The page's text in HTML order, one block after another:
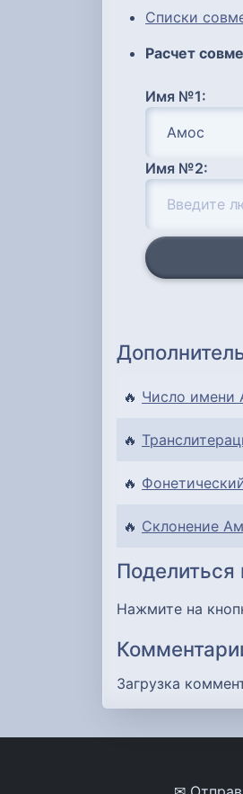
Списки
Расчет
Имя №1:
Имя №2:
🔥 Число имени
🔥
🔥
🔥 Склонение
Поделиться
Нажмите на
Загрузка